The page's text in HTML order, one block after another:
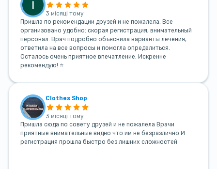
3 місяці тому
Пришла по рекомендации друзей и не пожалела. Все
организовано удобно: скорая регистрация, внимательный
персонал. Врач подробно объяснила варианты лечения,
ответила на все вопросы и помогла определиться.
Осталось очень приятное впечатление. Искренне
рекомендую! ⭐
Clothes Shop
3 місяці тому
Пришла сюда по совету друзей и не пожалела Врачи
приятные внимательные видно что им не безразлично И
регистрация прошла быстро без лишних сложностей